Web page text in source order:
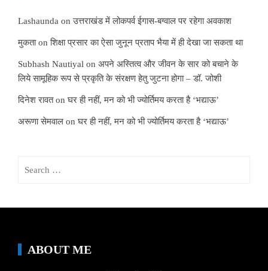
Lashaunda onउत्तराखंड में लोकपर्व ईगास-बग्वाल पर रहेगा अवकाश
मुकताonशिक्षा प्रसार का ऐसा जुनून प्रताप भैया में ही देखा जा सकता था
Subhash Nautiyal on अपने अस्तित्व और जीवन के सार को बचाने के
लिये सामूहिक रूप से प्रकृति के संरक्षण हेतु जुटना होगा – डॉ. जोशी
दिनेश रावतonघर ही नहीं, मन को भी ज्योर्तिमय करता है ‘भद्याऊ’
अरूणा सेमवाल onघर ही नहीं, मन को भी ज्योर्तिमय करता है ‘भद्याऊ’
ABOUT ME